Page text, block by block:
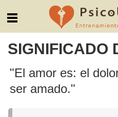
SIGNIFICADO
"El amor es: el
ser amado."